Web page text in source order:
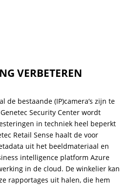
VERBETEREN
de bestaande (IP)camera’s zijn te
Security Center wordt
in techniek heel beperkt
Retail Sense haalt de voor
uit het beeldmateriaal en
intelligence platform Azure
in de cloud. De winkelier kan
rapportages uit halen, die hem